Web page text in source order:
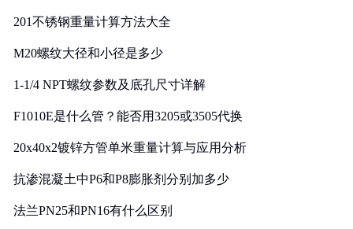
201不锈钢重量计算方法大全
M20螺纹大径和小径是多少
1-1/4 NPT螺纹参数及底孔尺寸详解
F1010E是什么管？能否用3205或3505代换
20x40x2镀锌方管单米重量计算与应用分析
抗渗混凝土中P6和P8膨胀剂分别加多少
法兰PN25和PN16有什么区别